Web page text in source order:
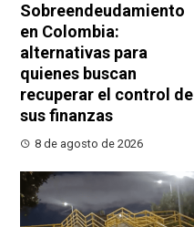
Sobreendeudamiento
en Colombia:
alternativas para
quienes buscan
recuperar el control de
sus finanzas
8 de agosto de 2026